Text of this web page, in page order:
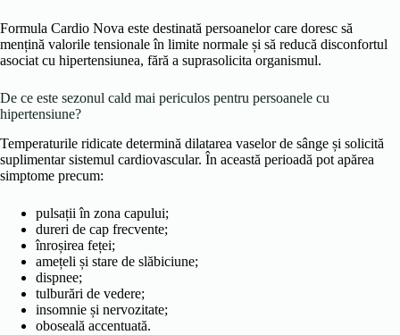
Formula Cardio Nova este destinată persoanelor care doresc să
mențină valorile tensionale în limite normale și să reducă disconfortul
asociat cu hipertensiunea, fără a suprasolicita organismul.
De ce este sezonul cald mai periculos pentru persoanele cu
hipertensiune?
Temperaturile ridicate determină dilatarea vaselor de sânge și solicită
suplimentar sistemul cardiovascular. În această perioadă pot apărea
simptome precum:
pulsații în zona capului;
dureri de cap frecvente;
înroșirea feței;
amețeli și stare de slăbiciune;
dispnee;
tulburări de vedere;
insomnie și nervozitate;
oboseală accentuată.